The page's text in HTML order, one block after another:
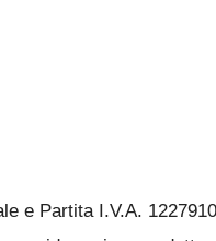
e Partita I.V.A.